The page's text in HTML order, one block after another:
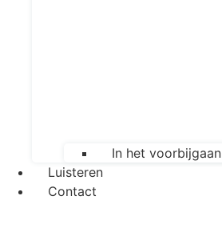
In het voorbijgaan
Luisteren
Contact